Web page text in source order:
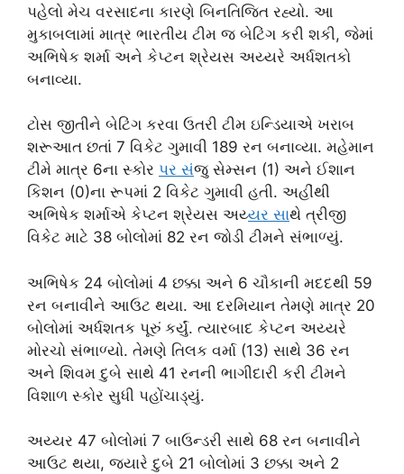
પહેલો મેચ વરસાદના કારણે બિનતિજિત રહ્યો. આ
મુકાબલામાં માત્ર ભારતીય ટીમ જ બેટિંગ કરી શકી, જેમાં
અભિષેક શર્મા અને કેપ્ટન શ્રેયસ અય્યરે અર્ધશતકો
બનાવ્યા.
ટોસ જીતીને બેટિંગ કરવા ઉતરી ટીમ ઇન્ડિયાએ ખરાબ
શરૂઆત છતાં 7 વિકેટ ગુમાવી 189 રન બનાવ્યા. મહેમાન
ટીમે માત્ર 6ના સ્કોર પર સંજુ સેમ્સન (1) અને ઈશાન
કિશન (0)ના રૂપમાં 2 વિકેટ ગુમાવી હતી. અહીંથી
અભિષેક શર્માએ કેપ્ટન શ્રેયસ અય્યર સાથે ત્રીજી
વિકેટ માટે 38 બોલોમાં 82 રન જોડી ટીમને સંભાળ્યું.
અભિષેક 24 બોલોમાં 4 છક્કા અને 6 ચૌકાની મદદથી 59
રન બનાવીને આઉટ થયા. આ દરમિયાન તેમણે માત્ર 20
બોલોમાં અર્ધશતક પૂરું કર્યું. ત્યારબાદ કેપ્ટન અય્યરે
મોરચો સંભાળ્યો. તેમણે તિલક વર્મા (13) સાથે 36 રન
અને શિવમ દુબે સાથે 41 રનની ભાગીદારી કરી ટીમને
વિશાળ સ્કોર સુધી પહોંચાડ્યું.
અય્યર 47 બોલોમાં 7 બાઉન્ડરી સાથે 68 રન બનાવીને
આઉટ થયા, જ્યારે દુબે 21 બોલોમાં 3 છક્કા અને 2